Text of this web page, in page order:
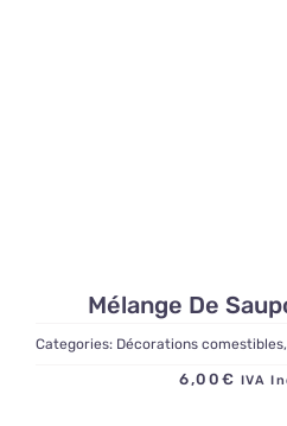
Mélange De
Categories: Décorations comestibles,
6,00 € IVA